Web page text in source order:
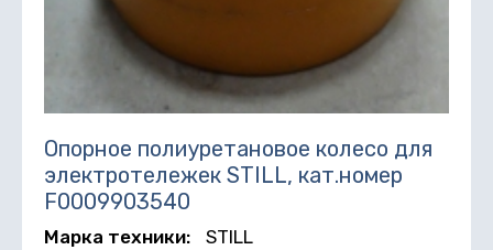
Опорное полиуретановое колесо для
электротележек STILL, кат.номер
F0009903540
Марка техники:
STILL